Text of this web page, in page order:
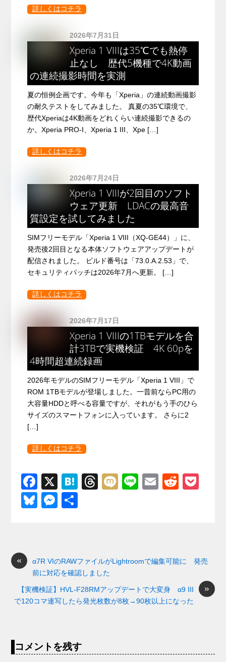
詳しくはコチラ
2026年7月31日
Xperia 1 VIIIは35℃でも熱停
止なし 歴代5機種で4K動画
の連続撮影時間を実測
夏の恒例企画です。今年も「Xperia」の連続動画撮影
の耐久テストをしてみました。 真夏の35℃環境で、
歴代Xperiaは4K動画をどれくらい連続撮影できるの
か。Xperia PRO-I、Xperia 1 III、Xpe […]
詳しくはコチラ
2026年7月24日
Xperia 1 VIIIが2回目のソフト
ウェア更新 LDACの最高音
質設定を試してみました
SIMフリーモデル「Xperia 1 VIII（XQ-GE44）」に、
発売後2回目となる本体ソフトウェアアップデートが
配信されました。 ビルド番号は「73.0.A.2.53」で、
セキュリティパッチは2026年7月へ更新。 […]
詳しくはコチラ
2026年7月17日
Xperia 1 VIIIの1TBモデルを合
計3TBで実機検証 4K 60pを
4時間超連続録画
2026年モデルのSIMフリーモデル「Xperia 1 VIII」で
ROM 1TBモデルが登場しました。一昔前ならPC用の
大容量HDDと呼べる容量ですが、それがもう手のひら
サイズのスマートフォンに入っています。 さらに2
[…]
詳しくはコチラ
F
a
c
o
o
k
X
H
T
s
M
Li
E
R
Bl
y
M
n
g
er
«
α7R VIのRAWファイルがLightroomで編集可能に 発売
前に対応を確認しました
»
【実機検証】HVL-F28RMアップデートで大変身 α9 III
で120コマ連写したら発光枚数が8枚→90枚以上になった
コメントを残す